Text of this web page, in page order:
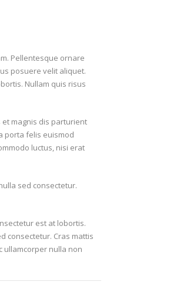
Pellentesque ornare
posuere velit aliquet.
Nullam quis risus
et magnis dis parturient
porta felis euismod
luctus, nisi erat
sed consectetur.
est at lobortis.
consectetur. Cras mattis
ullamcorper nulla non